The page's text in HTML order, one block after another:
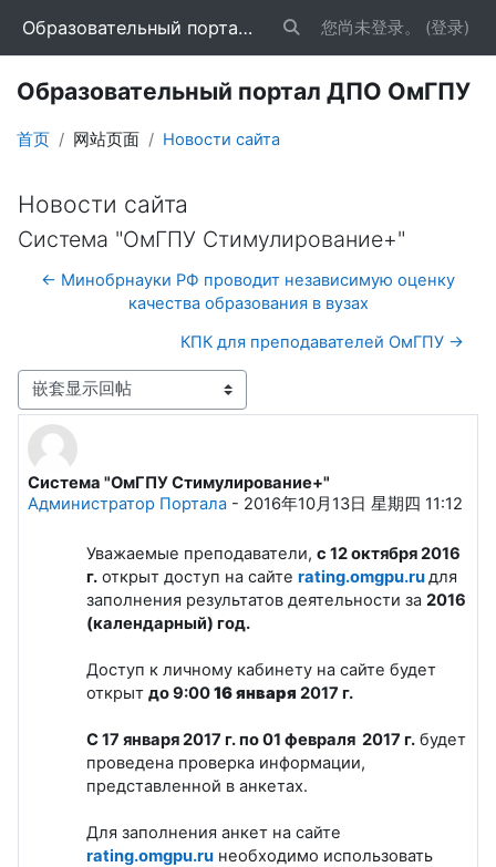
Образовательный портал ДПО ОмГПУ 切换搜索输入
您尚未登录。 (登录)
Образовательный портал ДПО ОмГПУ
首页 网站页面 Новости сайта
Новости сайта
Система "ОмГПУ Стимулирование+"
← Минобрнауки РФ проводит независимую оценку
качества образования в вузах
КПК для преподавателей ОмГПУ →
显示模式
Система "ОмГПУ Стимулирование+"
Администратор Портала - 2016年10月13日 星期四 11:12
回帖数：0
Уважаемые преподаватели, c 12 октября 2016
г. открыт доступ на сайте rating.omgpu.ruдля
заполнения результатов деятельности за 2016
(календарный) год.
Доступ к личному кабинету на сайте будет
открыт до 9:0016 января 2017 г.
С 17 января 2017 г. по 01 февраля 2017 г. будет
проведена проверка информации,
представленной в анкетах.
Для заполнения анкет на сайте
rating.omgpu.ru необходимо использовать